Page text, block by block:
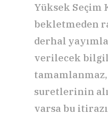
Yüksek
bekletmeden
derhal
verilecek
suretlerinin
varsa bu